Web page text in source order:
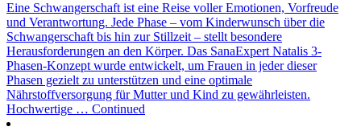
Eine Schwangerschaft ist eine Reise voller Emotionen, Vorfreude
und Verantwortung. Jede Phase – vom Kinderwunsch über die
Schwangerschaft bis hin zur Stillzeit – stellt besondere
Herausforderungen an den Körper. Das SanaExpert Natalis 3-
Phasen-Konzept wurde entwickelt, um Frauen in jeder dieser
Phasen gezielt zu unterstützen und eine optimale
Nährstoffversorgung für Mutter und Kind zu gewährleisten.
Hochwertige … Continued